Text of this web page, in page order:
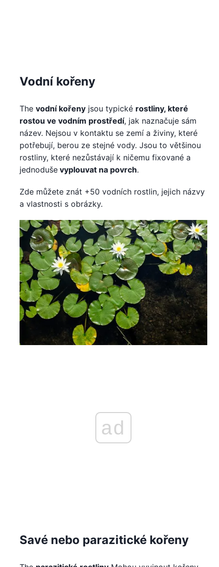
Vodní kořeny
The vodní kořeny jsou typické rostliny, které
rostou ve vodním prostředí, jak naznačuje sám
název. Nejsou v kontaktu se zemí a živiny, které
potřebují, berou ze stejné vody. Jsou to většinou
rostliny, které nezůstávají k ničemu fixované a
jednoduše vyplouvat na povrch.
Zde můžete znát +50 vodních rostlin, jejich názvy
a vlastnosti s obrázky.
ad
Savé nebo parazitické kořeny